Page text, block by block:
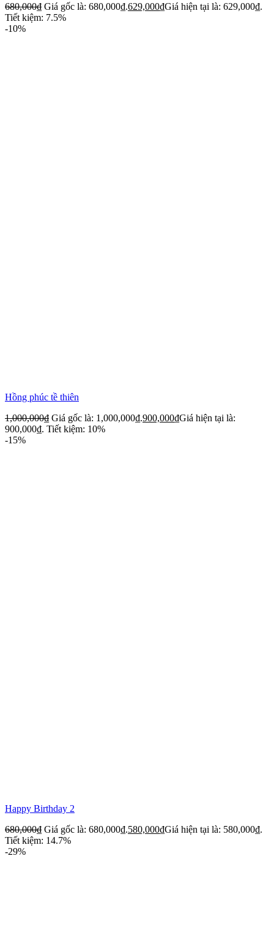
680,000₫ Giá gốc là: 680,000₫.629,000₫Giá hiện tại là: 629,000₫.
Tiết kiệm: 7.5%
-10%
Hồng phúc tề thiên
1,000,000₫ Giá gốc là: 1,000,000₫.900,000₫Giá hiện tại là:
900,000₫. Tiết kiệm: 10%
-15%
Happy Birthday 2
680,000₫ Giá gốc là: 680,000₫.580,000₫Giá hiện tại là: 580,000₫.
Tiết kiệm: 14.7%
-29%